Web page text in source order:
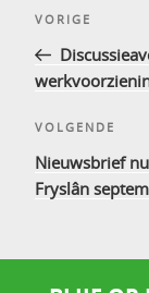
Vorig
bericht
VORIGE
Volgend
bericht
VOLGENDE
Nieuwsbrief
Fryslân